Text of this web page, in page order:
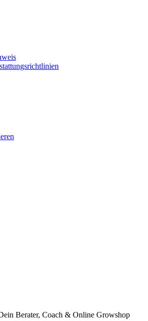
Berater, Coach & Online Growshop